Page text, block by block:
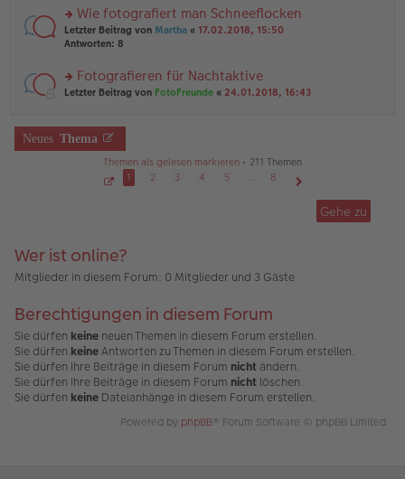
ei
tr
a
es
e
n
er
ei
tr
n
g
el
e
n
ei
tr
rs
te
n
g
es
e
n
Wie fotografiert man Schneeflocken
Letzter Beitrag von Martha « 17.02.2018, 15:50
Antworten: 8
rs
u
n
ei
a
Fotografieren für Nachtaktive
Letzter Beitrag von FotoFreunde « 24.01.2018, 16:43
Neues Thema
Themen als gelesen markieren • 211 Themen
v
o
n
8
1 2 3 4 5 …
8
Gehe zu
Wer ist online?
Mitglieder in diesem Forum: 0 Mitglieder und 3 Gäste
Berechtigungen in diesem Forum
Sie dürfen keine neuen Themen in diesem Forum erstellen.
Sie dürfen keineAntworten zu Themen in diesem Forum erstellen.
Sie dürfen Ihre Beiträge in diesem Forum nicht ändern.
Sie dürfen Ihre Beiträge in diesem Forum nicht löschen.
Sie dürfen keine Dateianhänge in diesem Forum erstellen.
Powered by phpBB® Forum Software © phpBB Limited